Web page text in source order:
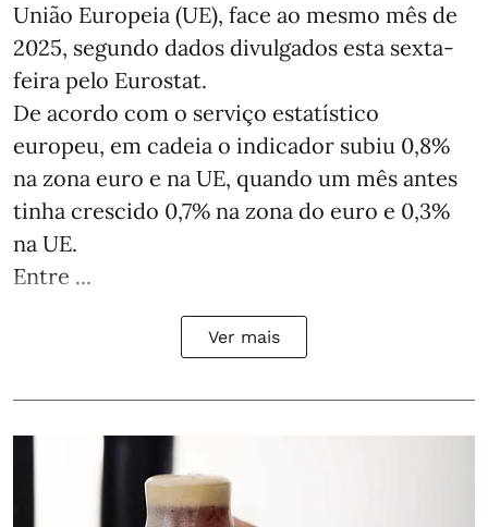
União Europeia (UE), face ao mesmo mês de
2025, segundo dados divulgados esta sexta-
feira pelo Eurostat.
De acordo com o serviço estatístico
europeu, em cadeia o indicador subiu 0,8%
na zona euro e na UE, quando um mês antes
tinha crescido 0,7% na zona do euro e 0,3%
na UE.
Entre ...
Ver mais